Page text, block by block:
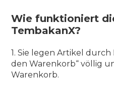
Wie funktioniert
TembakanX?
1. Sie legen Artikel
den Warenkorb“ völlig
Warenkorb.